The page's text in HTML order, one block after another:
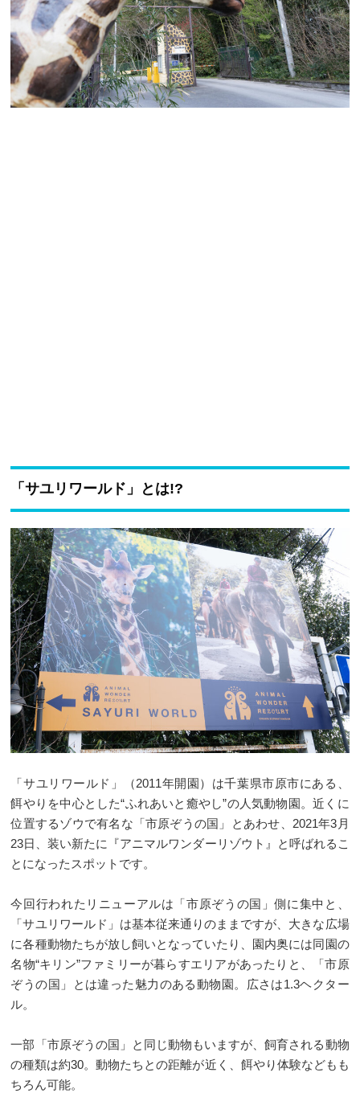
「サユリワールド」とは!?
「サユリワールド」（2011年開園）は千葉県市原市にある、
餌やりを中心とした“ふれあいと癒やし”の人気動物園。近くに
位置するゾウで有名な「市原ぞうの国」とあわせ、2021年3月
23日、装い新たに『アニマルワンダーリゾウト』と呼ばれるこ
とになったスポットです。
今回行われたリニューアルは「市原ぞうの国」側に集中と、
「サユリワールド」は基本従来通りのままですが、大きな広場
に各種動物たちが放し飼いとなっていたり、園内奥には同園の
名物“キリン”ファミリーが暮らすエリアがあったりと、「市原
ぞうの国」とは違った魅力のある動物園。広さは1.3ヘクター
ル。
一部「市原ぞうの国」と同じ動物もいますが、飼育される動物
の種類は約30。動物たちとの距離が近く、餌やり体験などもも
ちろん可能。